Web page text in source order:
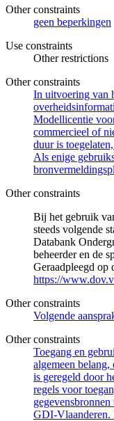
Other constraints
geen beperkingen
Use constraints
Other restrictions
Other constraints
In uitvoering van
Modellicentie
commercieel of
duur is
Als enige
Other constraints
Bij het gebruik
steeds volgende
Databank
beheerder en de
Geraadpleegd op
https://
Other constraints
Volgende
Other constraints
Toegang en
algemeen
is geregeld door
regels voor
GDI-Vlaanderen.